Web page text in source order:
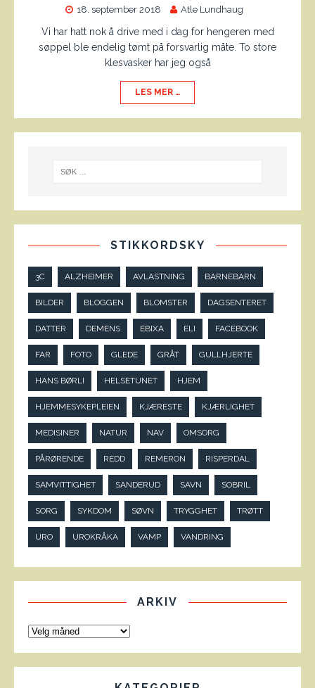
18. september 2018 Atle Lundhaug
Vi har hatt nok å drive med i dag for hengeren med
søppel ble endelig tømt på forsvarlig måte. To store
klesvasker har jeg også
LES MER …
STIKKORDSKY
3C ALZHEIMER AVLASTNING BARNEBARN
BILDER BLOGGEN BLOMSTER DAGSENTERET
DATTER DEMENS EBIXA ELI FACEBOOK
FAR FOTO GLEDE GRÅT GULLHJERTE
HANS BØRLI HELSETUNET HJEM
HJEMMESYKEPLEIEN KJÆRESTE KJÆRLIGHET
MEDISINER NATUR NAV OMSORG
PÅRØRENDE REDD REMERON RISPERDAL
SAMVITTIGHET SANDERUD SAVN SOBRIL
SORG SYKDOM SØVN TRYGGHET TRØTT
URO UROKRÅKA VAMP VANDRING
ARKIV